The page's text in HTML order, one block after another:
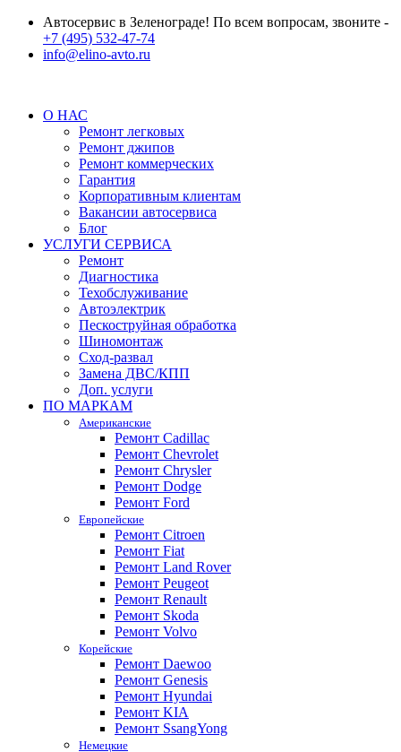
Автосервис в Зеленограде! По всем вопросам, звоните -
+7 (495) 532-47-74
info@elino-avto.ru
О НАС
Ремонт легковых
Ремонт джипов
Ремонт коммерческих
Гарантия
Корпоративным клиентам
Вакансии автосервиса
Блог
УСЛУГИ СЕРВИСА
Ремонт
Диагностика
Техобслуживание
Автоэлектрик
Пескоструйная обработка
Шиномонтаж
Сход-развал
Замена ДВС/КПП
Доп. услуги
ПО МАРКАМ
Американские
Ремонт Cadillac
Ремонт Chevrolet
Ремонт Chrysler
Ремонт Dodge
Ремонт Ford
Европейские
Ремонт Citroen
Ремонт Fiat
Ремонт Land Rover
Ремонт Peugeot
Ремонт Renault
Ремонт Skoda
Ремонт Volvo
Корейские
Ремонт Daewoo
Ремонт Genesis
Ремонт Hyundai
Ремонт KIA
Ремонт SsangYong
Немецкие